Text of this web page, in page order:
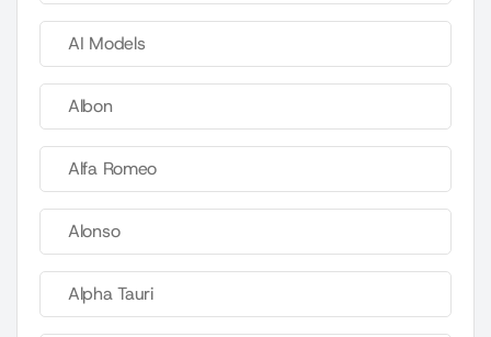
AI Models
Albon
Alfa Romeo
Alonso
Alpha Tauri